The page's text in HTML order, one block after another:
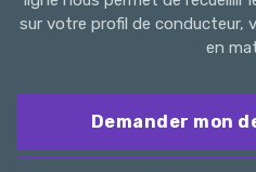
sur votre profil de conducteur,
en
Demander mon